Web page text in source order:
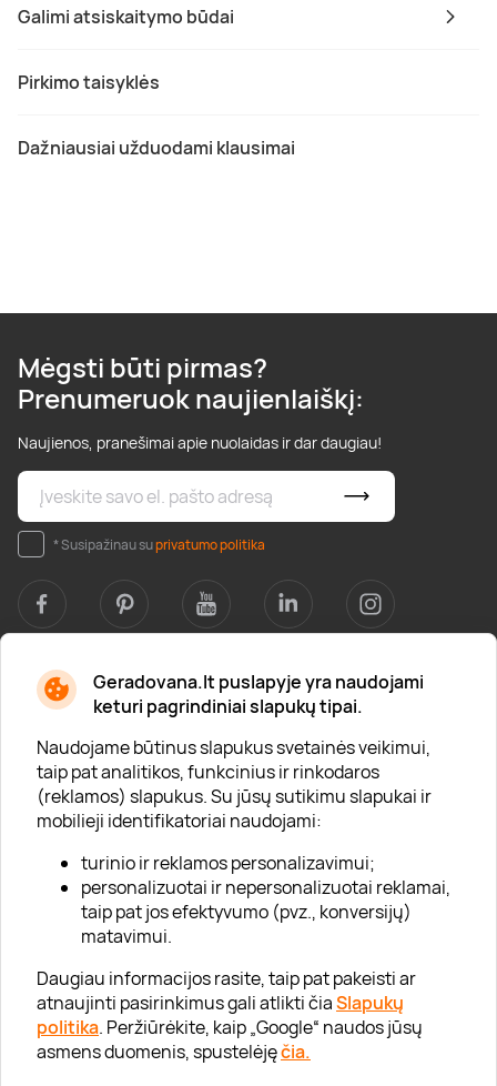
Geradovana.lt puslapyje yra naudojami
keturi pagrindiniai slapukų tipai.
Naudojame būtinus slapukus svetainės veikimui,
taip pat analitikos, funkcinius ir rinkodaros
(reklamos) slapukus. Su jūsų sutikimu slapukai ir
mobilieji identifikatoriai naudojami:
turinio ir reklamos personalizavimui;
personalizuotai ir nepersonalizuotai reklamai,
taip pat jos efektyvumo (pvz., konversijų)
matavimui.
Daugiau informacijos rasite, taip pat pakeisti ar
atnaujinti pasirinkimus gali atlikti čiaSlapukų
politika. Peržiūrėkite, kaip „Google“ naudos jūsų
asmens duomenis, spustelėjęčia.
Galimi atsiskaitymo būdai
Pirkimo taisyklės
Dažniausiai užduodami klausimai
Mėgsti būti pirmas?
Prenumeruok naujienlaiškį:
Naujienos, pranešimai apie nuolaidas ir dar daugiau!
* Susipažinau suprivatumo politika
Apie mus
Apie „Gera Dovana“
Lojalumo klubas
Karjera
Visi partneriai
Kontaktai
Tinklaraštis
Informacija